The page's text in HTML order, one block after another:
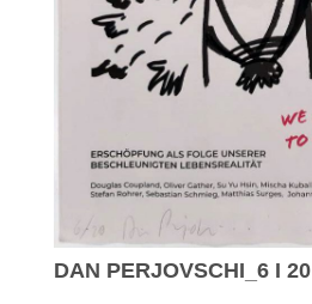
DAN PERJOVSCHI_6 I 20